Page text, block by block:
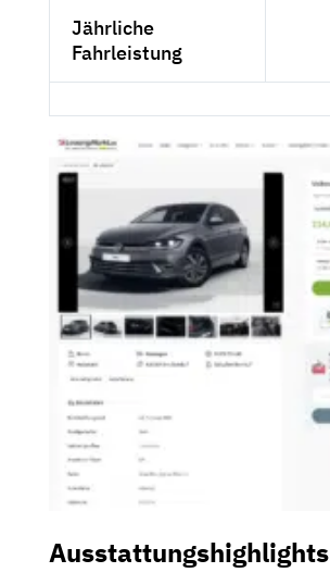
Jährliche
Fahrleistung
Ausstattungshighlights